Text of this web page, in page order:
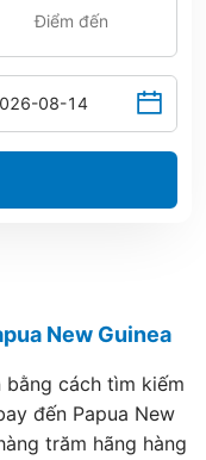
New Guinea
cách tìm kiếm
đến Papua New
trăm hãng hàng